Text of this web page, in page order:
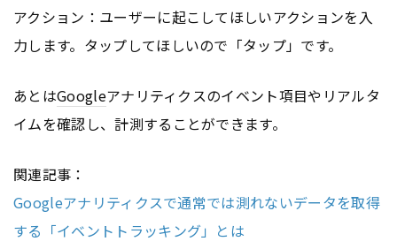
アクション：ユーザーに起こしてほしいアクションを入
力します。タップしてほしいので「タップ」です。
あとはGoogleアナリティクスのイベント項目やリアルタ
イムを確認し、計測することができます。
関連記事：
Googleアナリティクスで通常では測れないデータを取得
する「イベントトラッキング」とは